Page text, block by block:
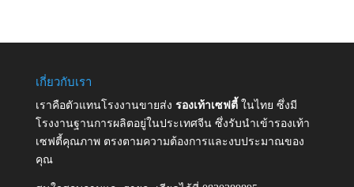
เกี่ยวกับเรา
เราคือตัวแทนโรงงานขายส่ง รองเท้าเซฟตี้ ในไทย ซึ่งมี
โรงงานฐานการผลิตอยู่ในประเทศจีน ซึ่งรับนำเข้ารองเท้า
เซฟตี้คุณภาพ ตรงตามความต้องการและงบประมาณของ
คุณ